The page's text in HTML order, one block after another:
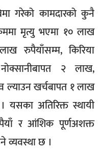
गरेको कामदारको कुनै
मृत्यु भएमा १० लाख
रुपैयाँसम्म, किरिया
२ लाख,
खर्चबापत १ लाख
यसका अतिरिक्त स्थायी
र आंशिक पूर्णअशक्त
व्यवस्था छ ।